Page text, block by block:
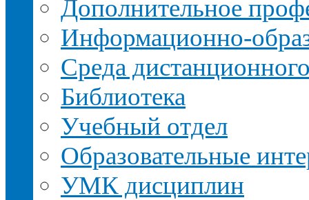
Дополнительное
Информационно-
Среда
Библиотека
Учебный отдел
Образовательные
УМК дисциплин